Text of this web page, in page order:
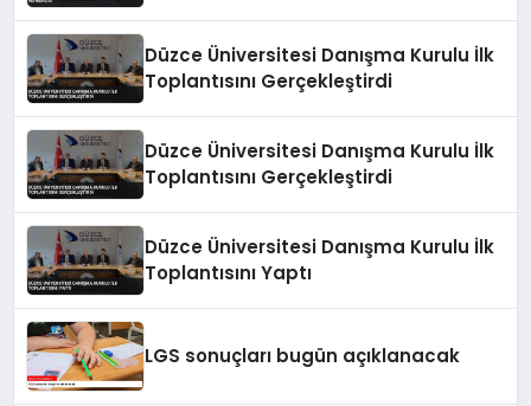
Düzce Üniversitesi Danışma Kurulu İlk
Toplantısını Gerçekleştirdi
Düzce Üniversitesi Danışma Kurulu İlk
Toplantısını Gerçekleştirdi
Düzce Üniversitesi Danışma Kurulu İlk
Toplantısını Yaptı
LGS sonuçları bugün açıklanacak